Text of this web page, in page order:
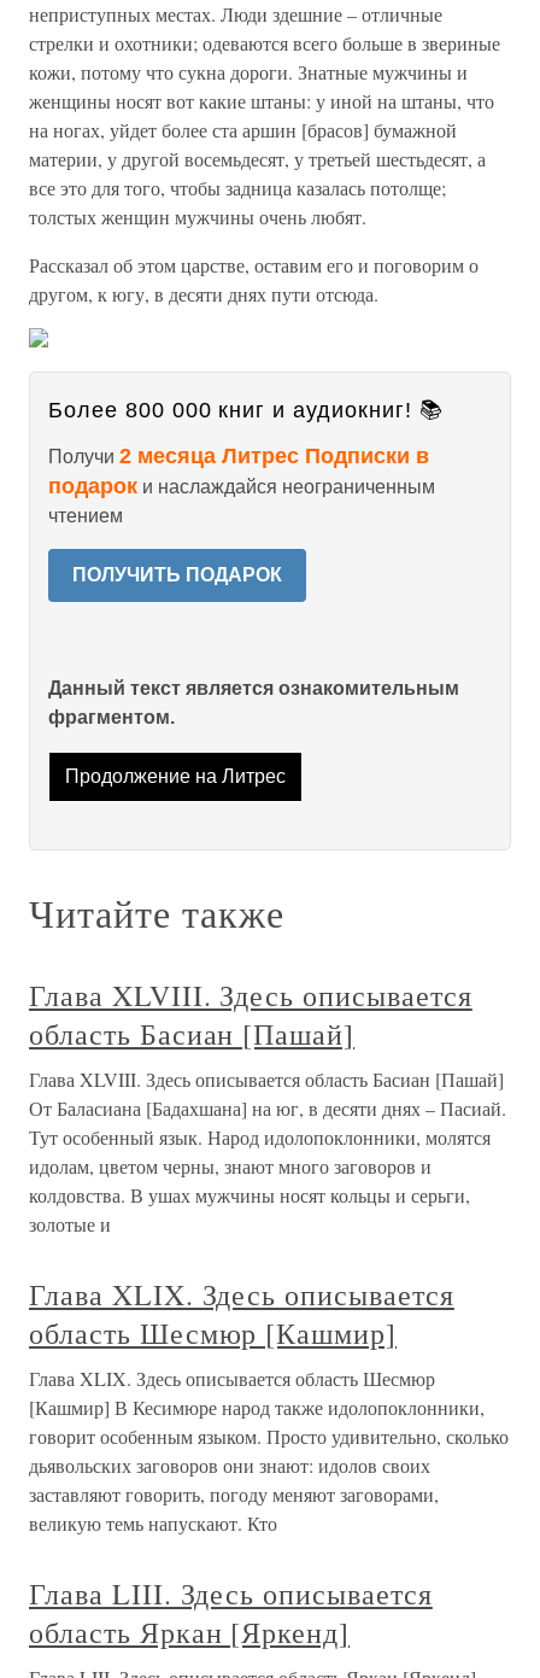
неприступных местах. Люди здешние – отличные
стрелки и охотники; одеваются всего больше в звериные
кожи, потому что сукна дороги. Знатные мужчины и
женщины носят вот какие штаны: у иной на штаны, что
на ногах, уйдет более ста аршин [брасов] бумажной
материи, у другой восемьдесят, у третьей шестьдесят, а
все это для того, чтобы задница казалась потолще;
толстых женщин мужчины очень любят.
Рассказал об этом царстве, оставим его и поговорим о
другом, к югу, в десяти днях пути отсюда.
Более 800 000 книг и аудиокниг! 📚
Получи 2 месяца Литрес Подписки в
подарок и наслаждайся неограниченным
чтением
ПОЛУЧИТЬ ПОДАРОК
Данный текст является ознакомительным
фрагментом.
Продолжение на Литрес
Читайте также
Глава XLVIII. Здесь описывается
область Басиан [Пашай]
Глава XLVIII. Здесь описывается область Басиан [Пашай]
От Баласиана [Бадахшана] на юг, в десяти днях – Пасиай.
Тут особенный язык. Народ идолопоклонники, молятся
идолам, цветом черны, знают много заговоров и
колдовства. В ушах мужчины носят кольцы и серьги,
золотые и
Глава XLIX. Здесь описывается
область Шесмюр [Кашмир]
Глава XLIX. Здесь описывается область Шесмюр
[Кашмир] В Кесимюре народ также идолопоклонники,
говорит особенным языком. Просто удивительно, сколько
дьявольских заговоров они знают: идолов своих
заставляют говорить, погоду меняют заговорами,
великую темь напускают. Кто
Глава LIII. Здесь описывается
область Яркан [Яркенд]